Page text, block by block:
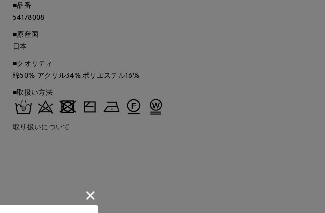
銀座三越SUPERIOR CLOSET GINZA
cm
150 cm
157cm
■品番
54178008
■原産国
日本
■クオリティ
綿50% アクリル34% ポリエステル16%
■取扱い方法
取り扱いについて